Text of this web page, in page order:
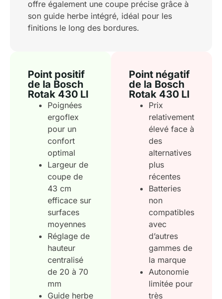
offre également une coupe précise grâce à
son guide herbe intégré, idéal pour les
finitions le long des bordures.
Point positif
de la Bosch
Rotak 430 LI
Poignées
ergoflex
pour un
confort
optimal
Largeur de
coupe de
43 cm
efficace sur
surfaces
moyennes
Réglage de
hauteur
centralisé
de 20 à 70
mm
Guide herbe
Point négatif
de la Bosch
Rotak 430 LI
Prix
relativement
élevé face à
des
alternatives
plus
récentes
Batteries
non
compatibles
avec
d’autres
gammes de
la marque
Autonomie
limitée pour
très